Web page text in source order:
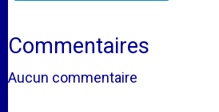
Commentaires
Aucun commentaire